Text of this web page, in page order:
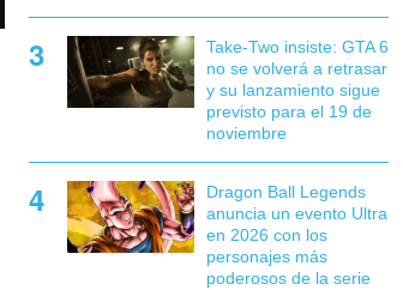
Take-Two insiste: GTA 6
no se volverá a retrasar
y su lanzamiento sigue
previsto para el 19 de
noviembre
Dragon Ball Legends
anuncia un evento Ultra
en 2026 con los
personajes más
poderosos de la serie